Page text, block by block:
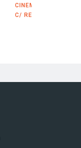
CINEMAX - RTP
C/ REUTERS